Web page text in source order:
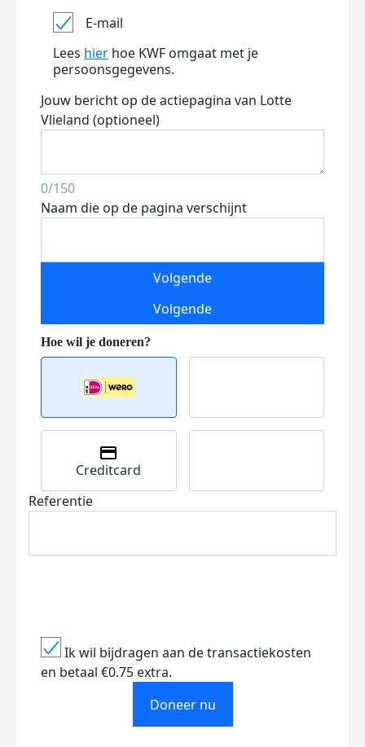
E-mail
Lees hier hoe KWF omgaat met je
persoonsgegevens.
Jouw bericht op de actiepagina van Lotte
Vlieland (optioneel)
0/150
Naam die op de pagina verschijnt
Volgende
Volgende
Creditcard
Referentie
Ik wil bijdragen aan de transactiekosten
en betaal €0.75 extra.
Doneer nu